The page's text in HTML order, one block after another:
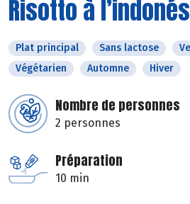
Risotto à
Plat principal Sans lactose
Végétarien
Automne Hiver
Nombre de personnes
2 personnes
Préparation
10 min